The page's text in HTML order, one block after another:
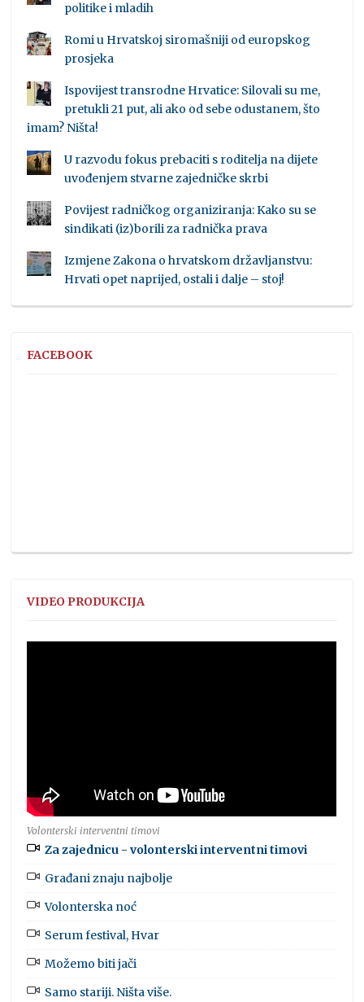
politike i mladih
Romi u Hrvatskoj siromašniji od europskog
prosjeka
Ispovijest transrodne Hrvatice: Silovali su me,
pretukli 21 put, ali ako od sebe odustanem, što
imam? Ništa!
U razvodu fokus prebaciti s roditelja na dijete
uvođenjem stvarne zajedničke skrbi
Povijest radničkog organiziranja: Kako su se
sindikati (iz)borili za radnička prava
Izmjene Zakona o hrvatskom državljanstvu:
Hrvati opet naprijed, ostali i dalje – stoj!
FACEBOOK
VIDEO PRODUKCIJA
Volonterski interventni timovi
Za zajednicu - volonterski interventni timovi
Građani znaju najbolje
Volonterska noć
Serum festival, Hvar
Možemo biti jači
Samo stariji. Ništa više.